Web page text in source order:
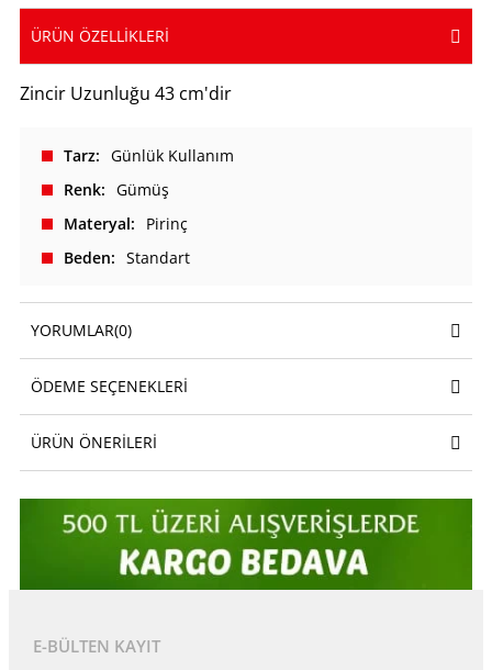
ÜRÜN ÖZELLIKLERI
Zincir Uzunluğu 43 cm'dir
Tarz
Günlük Kullanım
Renk
Gümüş
Materyal
Pirinç
Beden
Standart
YORUMLAR(0)
ÖDEME SEÇENEKLERI
ÜRÜN ÖNERILERI
E-BÜLTEN KAYIT